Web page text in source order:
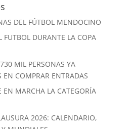
DEL FÚTBOL MENDOCINO
FUTBOL DURANTE LA COPA
MIL PERSONAS YA
EN COMPRAR ENTRADAS
EN MARCHA LA CATEGORÍA
2026: CALENDARIO,